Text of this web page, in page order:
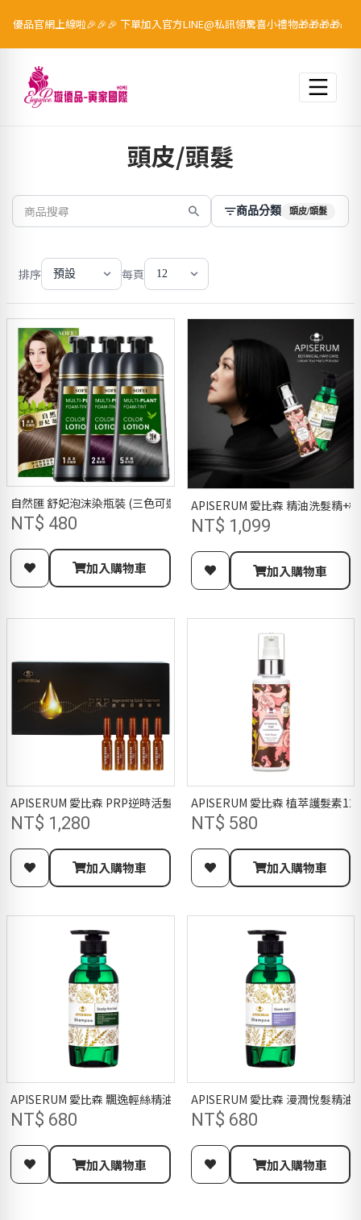
璇優品官網上線啦🎉🎉🎉 下單加入官方LINE@私訊領驚喜小禮物🎁🎁🎁🎁🎁
頭皮/頭髮
商品分類 頭皮/頭髮
排序 預設 每頁 12
自然匯 舒妃泡沫染瓶裝 (三色可選)
NT$ 480
加入購物車
APISERUM 愛比森 精油洗髮精+
NT$ 1,099
加入購物車
APISERUM 愛比森 PRP逆時活髮激萃1.5MLX10/免沖洗/PRP多重胜肽
NT$ 1,280
加入購物車
APISERUM 愛比森 植萃護髮素
NT$ 580
加入購物車
APISERUM 愛比森 飄逸輕絲精油洗髮精300ML/胺基酸/澎鬆輕盈/油性
NT$ 680
加入購物車
APISERUM 愛比森 漫潤悅髮精
NT$ 680
加入購物車